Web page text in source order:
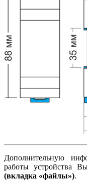
Дополнительную
работы устройства
(вкладка «файлы»).